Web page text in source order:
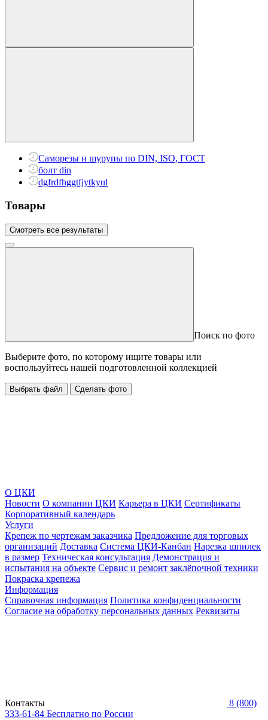
Саморезы и шурупы по DIN, ISO, ГОСТ
болт din
dgfrdfhggtfjytkyul
Товары
Смотреть все результаты
Поиск по фото
Выберите фото, по которому ищите товары или
воспользуйтесь нашей подготовленной коллекцией
Выбрать файл Сделать фото
О ЦКИ
Новости О компании ЦКИ Карьера в ЦКИ Сертификаты
Корпоративный календарь
Услуги
Крепеж по чертежам заказчика Предложение для торговых
организаций Доставка Система ЦКИ-Канбан Нарезка шпилек
в размер Техническая консультация Демонстрация и
испытания на объекте Сервис и ремонт заклёпочной техники
Покраска крепежа
Информация
Справочная информация Политика конфиденциальности
Согласие на обработку персональных данных Реквизиты
Контакты
8 (800)
333-61-84 Бесплатно по России